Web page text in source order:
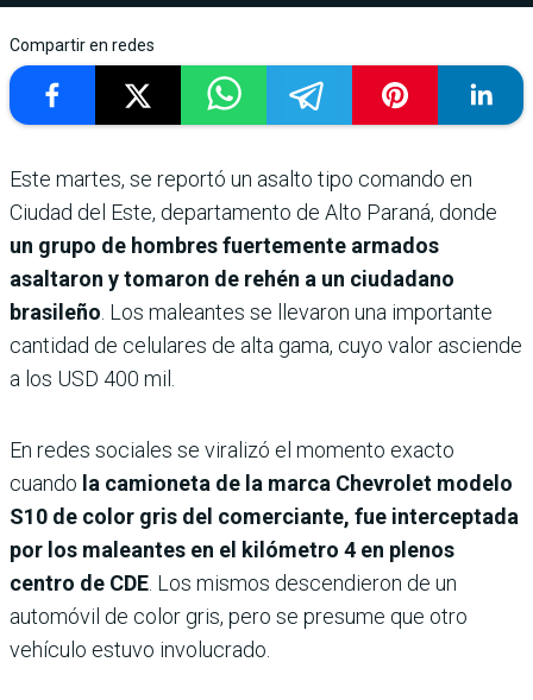
Compartir en redes
Este martes, se reportó un asalto tipo comando en
Ciudad del Este, departamento de Alto Paraná, donde
un grupo de hombres fuertemente armados
asaltaron y tomaron de rehén a un ciudadano
brasileño . Los maleantes se llevaron una importante
cantidad de celulares de alta gama, cuyo valor asciende
a los USD 400 mil.
En redes sociales se viralizó el momento exacto
cuando la camioneta de la marca Chevrolet modelo
S10 de color gris del comerciante, fue interceptada
por los maleantes en el kilómetro 4 en plenos
centro de CDE . Los mismos descendieron de un
automóvil de color gris, pero se presume que otro
vehículo estuvo involucrado.